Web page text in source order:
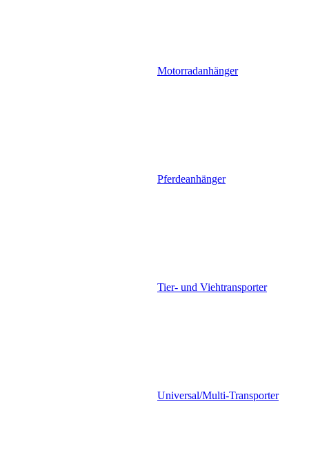
Motorradanhänger
Pferdeanhänger
Tier- und Viehtransporter
Universal/Multi-Transporter